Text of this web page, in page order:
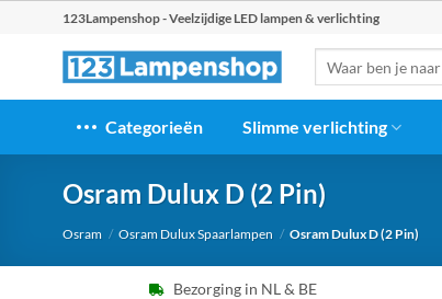
123Lampenshop - Veelzijdige LED lampen & verlichting
naar:
Categorieën Slimme verlichting
Osram Dulux D (2 Pin)
Osram / Osram Dulux Spaarlampen / Osram Dulux D (2 Pin)
Bezorging in NL & BE